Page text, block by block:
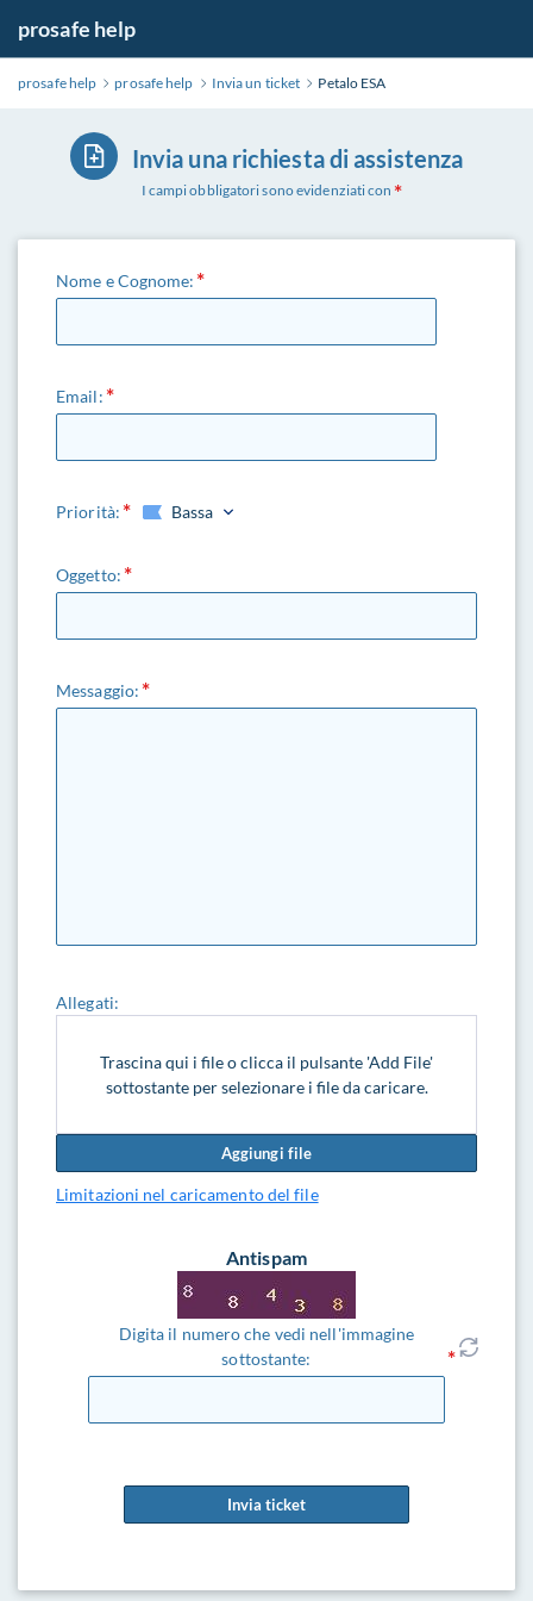
prosafe help
prosafe help prosafe help Invia un ticket Petalo ESA
Invia una richiesta di assistenza
I campi obbligatori sono evidenziati con
Nome e Cognome:
Email:
Priorità: Bassa
Oggetto:
Messaggio:
Allegati:
Trascina qui i file o clicca il pulsante 'Add File'
sottostante per selezionare i file da caricare.
Aggiungi file
Limitazioni nel caricamento del file
Antispam
Digita il numero che vedi nell'immagine
sottostante:
Invia ticket